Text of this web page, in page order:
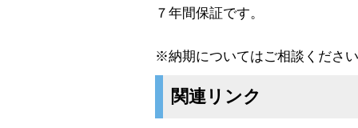
７年間保証です。
※納期についてはご相談くださ
関連リンク